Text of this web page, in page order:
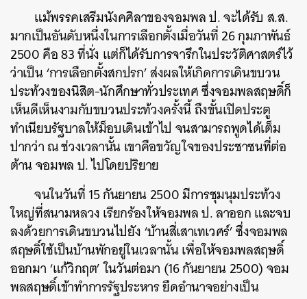
แม้พรรคเสรีมนังคศิลาของจอมพล ป. จะได้รับ ส.ส.
มากเป็นอันดับหนึ่งในการเลือกตั้งเมื่อวันที่ 26 กุมภาพันธ์
2500 คือ 83 ที่นั่ง แต่ก็ได้รับการจารึกในประวัติศาสตร์ไว้
ว่าเป็น ‘การเลือกตั้งสกปรก’ ส่งผลให้เกิดการเดินขบวน
ประท้วงของนิสิต-นักศึกษาทั่วประเทศ ซึ่งจอมพลสฤษดิ์ก็
เห็นดีเห็นงามกับขบวนประท้วงครั้งนี้ ถึงขั้นเปิดประตู
ทำเนียบรัฐบาลให้ม็อบเดินเข้าไป จนสามารถพูดได้เต็ม
ปากว่า ณ ช่วงเวลานั้น เขาคือขวัญใจของประชาชนที่ต่อ
ต้าน จอมพล ป. ไปโดยปริยาย
จนในวันที่ 15 กันยายน 2500 มีการชุมนุมประท้วง
ใหญ่ที่สนามหลวง เรียกร้องให้จอมพล ป. ลาออก และจบ
ลงด้วยการเดินขบวนไปยัง ‘บ้านสี่เสาเทเวศร์’ ซึ่งจอมพล
สฤษดิ์ใช้เป็นบ้านพักอยู่ในเวลานั้น เพื่อให้จอมพลสฤษดิ์
ออกมา ‘แก้วิกฤต’ ในวันต่อมา (16 กันยายน 2500) จอม
พลสฤษดิ์เข้าทำการรัฐประหาร ยึดอำนาจอย่างเป็น